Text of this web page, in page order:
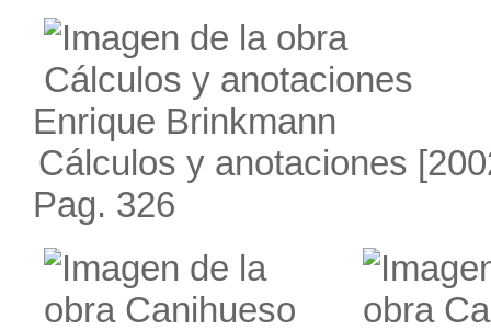
Enrique Brinkmann
Cálculos y anotaciones
Pag. 326